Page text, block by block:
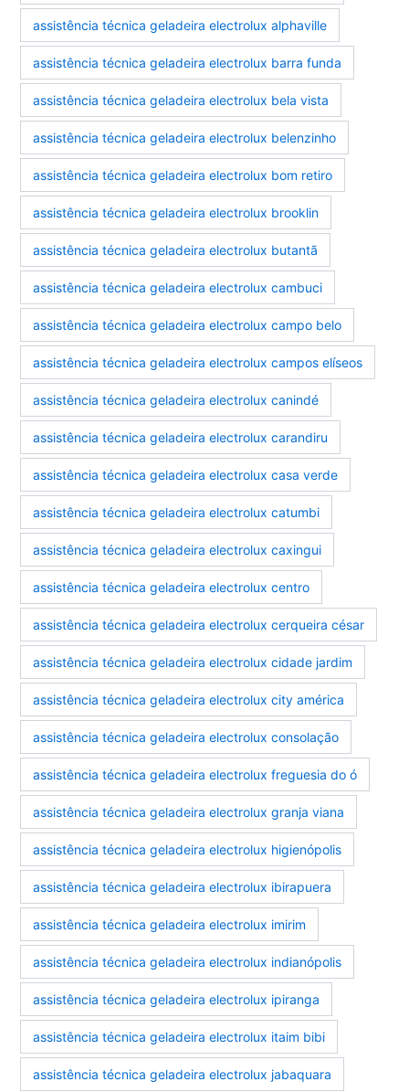
assistência técnica geladeira electrolux alphaville
assistência técnica geladeira electrolux barra funda
assistência técnica geladeira electrolux bela vista
assistência técnica geladeira electrolux belenzinho
assistência técnica geladeira electrolux bom retiro
assistência técnica geladeira electrolux brooklin
assistência técnica geladeira electrolux butantã
assistência técnica geladeira electrolux cambuci
assistência técnica geladeira electrolux campo belo
assistência técnica geladeira electrolux campos elíseos
assistência técnica geladeira electrolux canindé
assistência técnica geladeira electrolux carandiru
assistência técnica geladeira electrolux casa verde
assistência técnica geladeira electrolux catumbi
assistência técnica geladeira electrolux caxingui
assistência técnica geladeira electrolux centro
assistência técnica geladeira electrolux cerqueira césar
assistência técnica geladeira electrolux cidade jardim
assistência técnica geladeira electrolux city américa
assistência técnica geladeira electrolux consolação
assistência técnica geladeira electrolux freguesia do ó
assistência técnica geladeira electrolux granja viana
assistência técnica geladeira electrolux higienópolis
assistência técnica geladeira electrolux ibirapuera
assistência técnica geladeira electrolux imirim
assistência técnica geladeira electrolux indianópolis
assistência técnica geladeira electrolux ipiranga
assistência técnica geladeira electrolux itaim bibi
assistência técnica geladeira electrolux jabaquara